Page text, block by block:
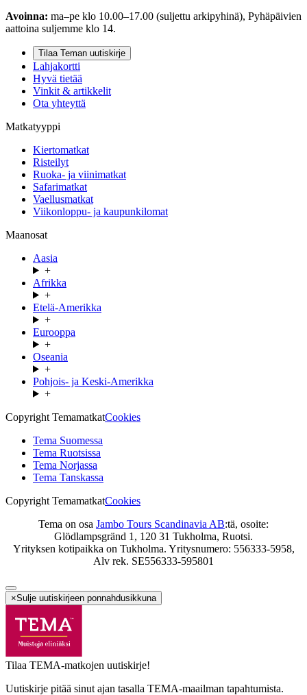
Avoinna: ma–pe klo 10.00–17.00 (suljettu arkipyhinä), Pyhäpäivien
aattoina suljemme klo 14.
Tilaa Teman uutiskirje
Lahjakortti
Hyvä tietää
Vinkit & artikkelit
Ota yhteyttä
Matkatyyppi
Kiertomatkat
Risteilyt
Ruoka- ja viinimatkat
Safarimatkat
Vaellusmatkat
Viikonloppu- ja kaupunkilomat
Maanosat
Aasia
+
Afrikka
+
Etelä-Amerikka
+
Eurooppa
+
Oseania
+
Pohjois- ja Keski-Amerikka
+
Copyright TemamatkatCookies
Tema Suomessa
Tema Ruotsissa
Tema Norjassa
Tema Tanskassa
Copyright TemamatkatCookies
Tema on osa Jambo Tours Scandinavia AB:tä, osoite:
Glödlampsgränd 1, 120 31 Tukholma, Ruotsi.
Yrityksen kotipaikka on Tukholma. Yritysnumero: 556333-5958,
Alv rek. SE556333-595801
×Sulje uutiskirjeen ponnahdusikkuna
Tilaa TEMA-matkojen uutiskirje!
Uutiskirje pitää sinut ajan tasalla TEMA-maailman tapahtumista.